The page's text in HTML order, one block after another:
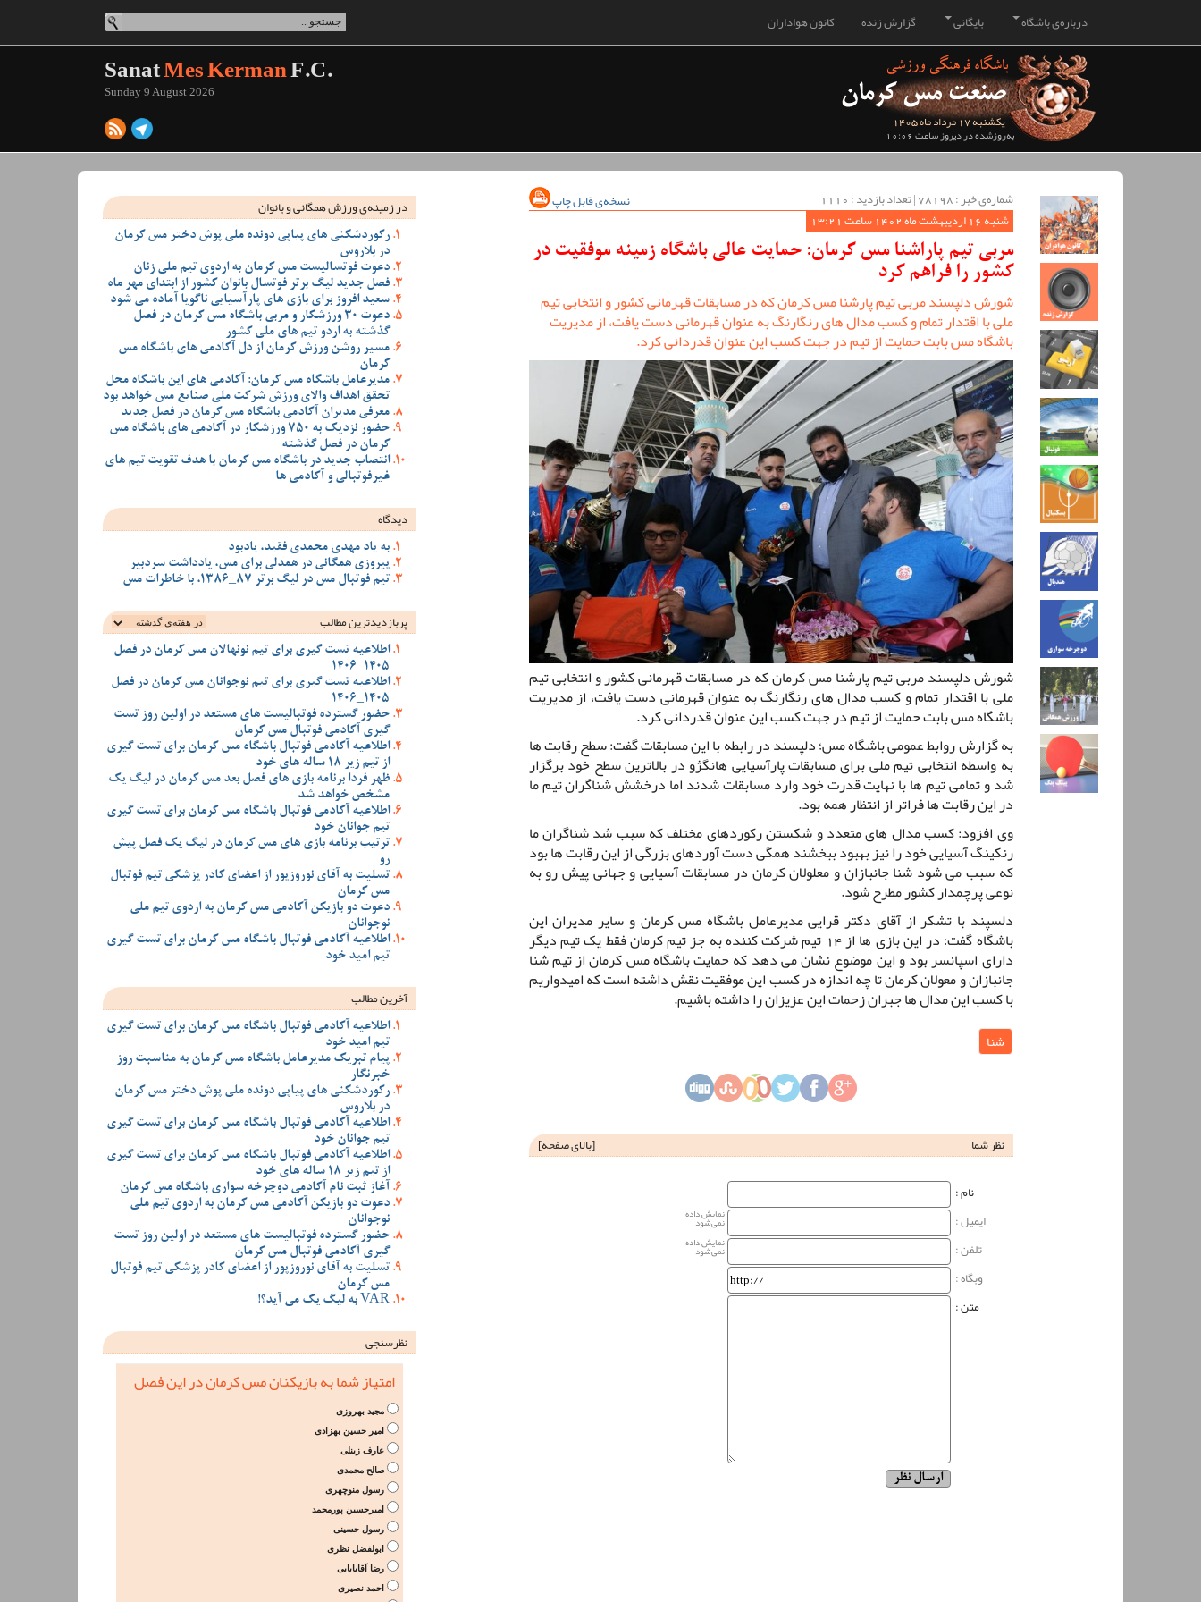
کانون هواداران گزارش زنده بایگانی درباره‌ی باشگاه
یکشنبه 17 مرداد ماه 1405
به‌روزشده در دیروز ساعت 10:06
SanatMes KermanF.C.
Sunday 9 August 2026
شماره‌ی خبر : ‌78198 | تعداد بازدید : 1110
نسخه‌ی قابل چاپ
شنبه 16 اردیبهشت ماه 1402 ساعت 13:21
مربی تیم پاراشنا مس کرمان: حمایت عالی باشگاه زمینه موفقیت در
کشور را فراهم کرد
شورش دلپسند مربی تیم پارشنا مس کرمان که در مسابقات قهرمانی کشور و انتخابی تیم
ملی با اقتدار تمام و کسب مدال های رنگارنگ به عنوان قهرمانی دست یافت، از مدیریت
باشگاه مس بابت حمایت از تیم در جهت کسب این عنوان قدردانی کرد.
شورش دلپسند مربی تیم پارشنا مس کرمان که در مسابقات قهرمانی کشور و انتخابی تیم
ملی با اقتدار تمام و کسب مدال های رنگارنگ به عنوان قهرمانی دست یافت، از مدیریت
باشگاه مس بابت حمایت از تیم در جهت کسب این عنوان قدردانی کرد.
به گزارش روابط عمومی باشگاه مس؛ دلپسند در رابطه با این مسابقات گفت: سطح رقابت ها
به واسطه انتخابی تیم ملی برای مسابقات پارآسیایی هانگژو در بالاترین سطح خود برگزار
شد و تمامی تیم ها با نهایت قدرت خود وارد مسابقات شدند اما درخشش شناگران تیم ما
در این رقابت ها فراتر از انتظار همه بود.
وی افزود: کسب مدال های متعدد و شکستن رکوردهای مختلف که سبب شد شناگران ما
رنکینگ آسیایی خود را نیز بهبود ببخشند همگی دست آوردهای بزرگی از این رقابت ها بود
که سبب می شود شنا جانبازان و معلولان کرمان در مسابقات آسیایی و جهانی پیش رو به
نوعی پرچمدار کشور مطرح شود.
دلسپند با تشکر از آقای دکتر قرایی مدیرعامل باشگاه مس کرمان و سایر مدیران این
باشگاه گفت: در این بازی ها از 14 تیم شرکت کننده به جز تیم کرمان فقط یک تیم دیگر
دارای اسپانسر بود و این موضوع نشان می دهد که حمایت باشگاه مس کرمان از تیم شنا
جانبازان و معولان کرمان تا چه اندازه در کسب این موفقیت نقش داشته است که امیدواریم
با کسب این مدال ها جبران زحمات این عزیزان را داشته باشیم.
شنا
نظر شما [بالای صفحه]
نام‌ :
ایمیل :
نمایش داده
نمی‌شود
تلفن : نمایش داده
نمی‌شود
وبگاه‌ :
متن :
در زمینه‌ی ورزش همگانی و بانوان
رکوردشکنی های پیاپی دونده ملی پوش دختر مس کرمان
در بلاروس
دعوت فوتسالیست مس کرمان به اردوی تیم ملی زنان
فصل جدید لیگ برتر فوتسال بانوان کشور از ابتدای مهر ماه
سعید افروز برای بازی های پارآسیایی ناگویا آماده می شود
دعوت 30 ورزشکار و مربی باشگاه مس کرمان در فصل
گذشته به اردو تیم های ملی کشور
مسیر روشن ورزش کرمان از دل آکادمی های باشگاه مس
کرمان
مدیرعامل باشگاه مس کرمان: آکادمی های این باشگاه محل
تحقق اهداف والای ورزش شرکت ملی صنایع مس خواهد بود
معرفی مدیران آکادمی باشگاه مس کرمان در فصل جدید
حضور نزدیک به 750 ورزشکار در آکادمی های باشگاه مس
کرمان در فصل گذشته
انتصاب جدید در باشگاه مس کرمان با هدف تقویت تیم‌ های
غیرفوتبالی و آکادمی‌ ها
دیدگاه
به یاد مهدی محمدی فقید، یادبود
پیروزی همگانی در همدلی برای مس، یادداشت سردبیر
تیم فوتبال مس در لیگ برتر 87_1386، با خاطرات مس
پربازدیدترین‌ مطالب
اطلاعیه تست گیری برای تیم نونهالان مس کرمان در فصل
1405-1406
اطلاعیه تست گیری برای تیم نوجوانان مس کرمان در فصل
1405_1406
حضور گسترده فوتبالیست های مستعد در اولین روز تست
گیری آکادمی فوتبال مس کرمان
اطلاعیه آکادمی فوتبال باشگاه مس کرمان برای تست گیری
از تیم زیر 18 ساله های خود
ظهر فردا برنامه بازی های فصل بعد مس کرمان در لیگ یک
مشخص خواهد شد
اطلاعیه آکادمی فوتبال باشگاه مس کرمان برای تست گیری
تیم جوانان خود
ترتیب برنامه بازی های مس کرمان در لیگ یک فصل پیش
رو
تسلیت به آقای نوروزپور از اعضای کادر پزشکی تیم فوتبال
مس کرمان
دعوت دو بازیکن آکادمی مس کرمان به اردوی تیم ملی
نوجوانان
اطلاعیه آکادمی فوتبال باشگاه مس کرمان برای تست گیری
تیم امید خود
آخرین مطالب
اطلاعیه آکادمی فوتبال باشگاه مس کرمان برای تست گیری
تیم امید خود
پیام تبریک مدیرعامل باشگاه مس کرمان به مناسبت روز
خبرنگار
رکوردشکنی های پیاپی دونده ملی پوش دختر مس کرمان
در بلاروس
اطلاعیه آکادمی فوتبال باشگاه مس کرمان برای تست گیری
تیم جوانان خود
اطلاعیه آکادمی فوتبال باشگاه مس کرمان برای تست گیری
از تیم زیر 18 ساله های خود
آغاز ثبت نام آکادمی دوچرخه سواری باشگاه مس کرمان
دعوت دو بازیکن آکادمی مس کرمان به اردوی تیم ملی
نوجوانان
حضور گسترده فوتبالیست های مستعد در اولین روز تست
گیری آکادمی فوتبال مس کرمان
تسلیت به آقای نوروزپور از اعضای کادر پزشکی تیم فوتبال
مس کرمان
VAR به لیگ یک می آید؟!
نظرسنجی
امتیاز شما به بازیکنان مس کرمان در این فصل
مجید بهروزی
امیر حسین بهزادی
عارف زینلی
صالح محمدی
رسول منوچهری
امیرحسین پورمحمد
رسول حسینی
ابولفضل نظری
رضا آقابابایی
احمد نصیری